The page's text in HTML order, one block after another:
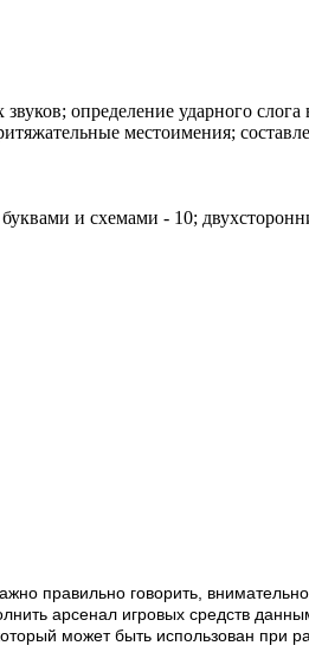
определение ударного
местоимения;
и схемами - 10;
правильно говорить,
арсенал игровых средств
может быть использован при